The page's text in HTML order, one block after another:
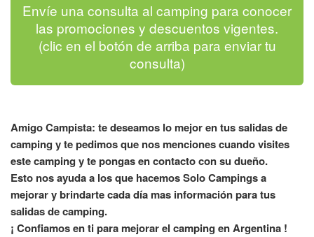
Envíe una consulta al camping para conocer
las promociones y descuentos vigentes.
(clic en el botón de arriba para enviar tu
consulta)
Amigo Campista: te deseamos lo mejor en tus salidas de
camping y te pedimos que nos menciones cuando visites
este camping y te pongas en contacto con su dueño.
Esto nos ayuda a los que hacemos Solo Campings a
mejorar y brindarte cada día mas información para tus
salidas de camping.
¡ Confiamos en ti para mejorar el camping en Argentina !